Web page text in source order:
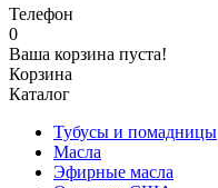
Телефон
0
Ваша корзина пуста!
Корзина
Каталог
Тубусы и помадницы
Масла
Эфирные масла